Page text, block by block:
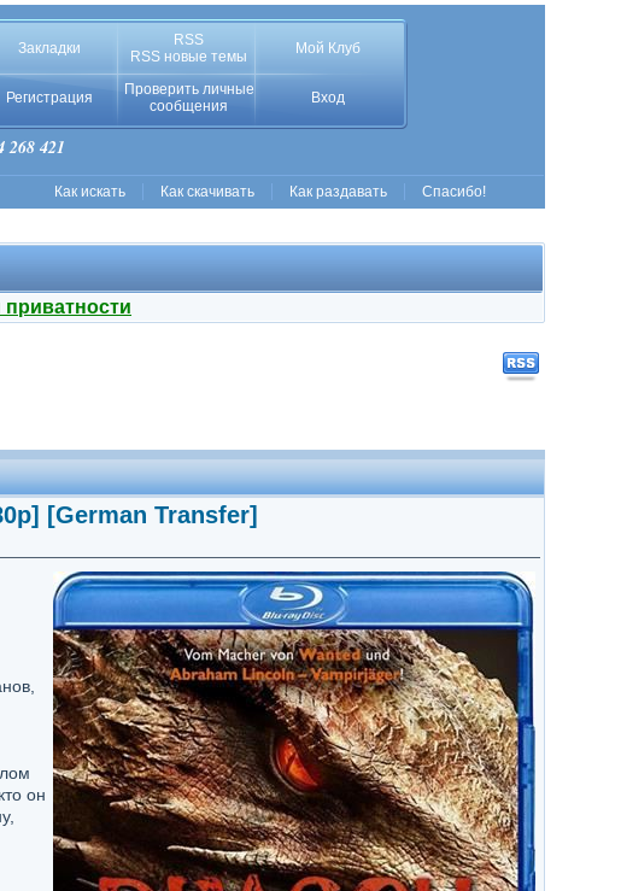
Закладки
RSS
RSS новые темы
Мой Клуб
Регистрация
Проверить личные
сообщения
Вход
268 421
Как искать Как скачивать Как раздавать Спасибо!
[German Transfer]
он